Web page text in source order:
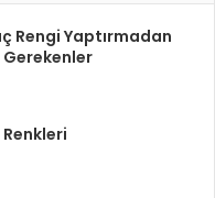
Rengi Yaptırmadan
Gerekenler